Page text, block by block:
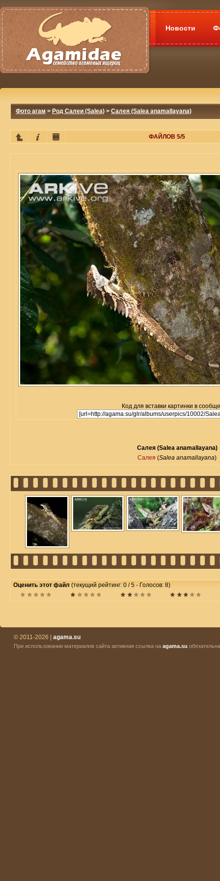
Новости
Фото агам > Род Салеи (Salea) > Салея (Salea anamallayana)
ФАЙЛОВ 5/5
Код для вставки картинки в
Салея (Salea anamallayana)
Салея (Salea anamallayana)
Оценить этот файл (текущий рейтинг: 0 / 5 - Голосов: 8)
© 2011-2026 | agama.su
При использовании материалов сайта активная ссылка на agama.su